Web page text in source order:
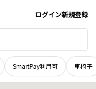
ログイン新規登録
SmartPay利用可 車椅子